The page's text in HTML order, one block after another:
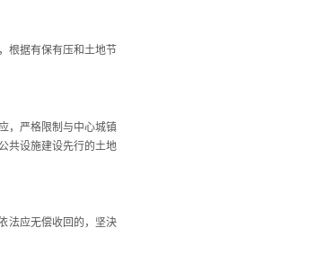
根据有保有压和土地节
，严格限制与中心城镇
共设施建设先行的土地
法应无偿收回的，坚決